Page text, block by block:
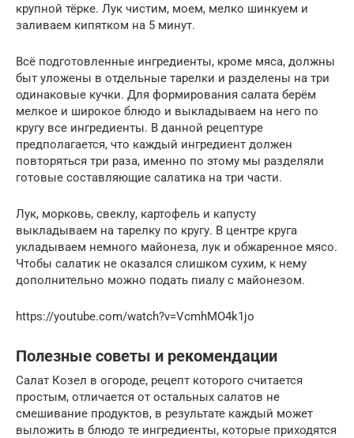
крупной тёрке. Лук чистим, моем, мелко шинкуем и
заливаем кипятком на 5 минут.
Всё подготовленные ингредиенты, кроме мяса, должны
быт уложены в отдельные тарелки и разделены на три
одинаковые кучки. Для формирования салата берём
мелкое и широкое блюдо и выкладываем на него по
кругу все ингредиенты. В данной рецептуре
предполагается, что каждый ингредиент должен
повторяться три раза, именно по этому мы разделяли
готовые составляющие салатика на три части.
Лук, морковь, свеклу, картофель и капусту
выкладываем на тарелку по кругу. В центре круга
укладываем немного майонеза, лук и обжаренное мясо.
Чтобы салатик не оказался слишком сухим, к нему
дополнительно можно подать пиалу с майонезом.
https://youtube.com/watch?v=VcmhMO4k1jo
Полезные советы и рекомендации
Салат Козел в огороде, рецепт которого считается
простым, отличается от остальных салатов не
смешивание продуктов, в результате каждый может
выложить в блюдо те ингредиенты, которые приходятся